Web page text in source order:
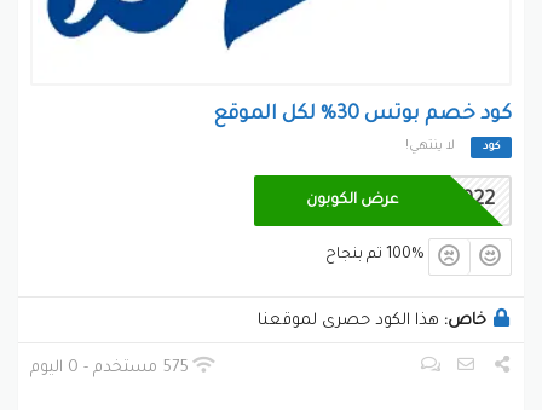
كود خصم بوتس 30% لكل الموقع
كود لا ينتهي!
M6922 عرض الكوبون
100% تم بنجاح
خاص: هذا الكود حصرى لموقعنا